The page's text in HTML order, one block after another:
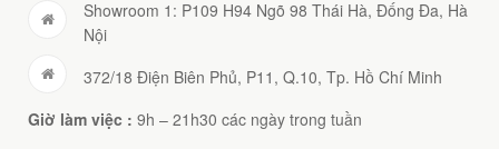
Showroom 1: P109 H94 Ngõ 98 Thái Hà, Đống Đa, Hà
Nội
372/18 Điện Biên Phủ, P11, Q.10, Tp. Hồ Chí Minh
Giờ làm việc : 9h – 21h30 các ngày trong tuần